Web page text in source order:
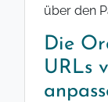
über den
Die
URLs